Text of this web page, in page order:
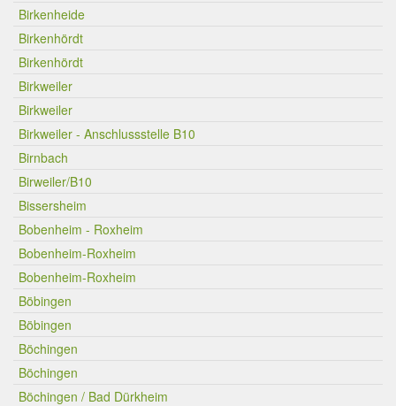
Birkenheide
Birkenhördt
Birkenhördt
Birkweiler
Birkweiler
Birkweiler - Anschlussstelle B10
Birnbach
Birweiler/B10
Bissersheim
Bobenheim - Roxheim
Bobenheim-Roxheim
Bobenheim-Roxheim
Böbingen
Böbingen
Böchingen
Böchingen
Böchingen / Bad Dürkheim